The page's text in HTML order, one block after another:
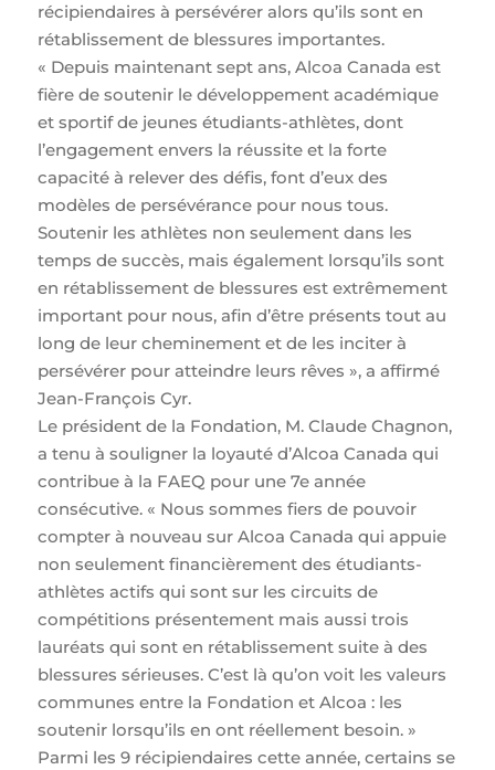
récipiendaires à persévérer alors qu’ils sont en
rétablissement de blessures importantes.
« Depuis maintenant sept ans, Alcoa Canada est
fière de soutenir le développement académique
et sportif de jeunes étudiants-athlètes, dont
l’engagement envers la réussite et la forte
capacité à relever des défis, font d’eux des
modèles de persévérance pour nous tous.
Soutenir les athlètes non seulement dans les
temps de succès, mais également lorsqu’ils sont
en rétablissement de blessures est extrêmement
important pour nous, afin d’être présents tout au
long de leur cheminement et de les inciter à
persévérer pour atteindre leurs rêves », a affirmé
Jean-François Cyr.
Le président de la Fondation, M. Claude Chagnon,
a tenu à souligner la loyauté d’Alcoa Canada qui
contribue à la FAEQ pour une 7e année
consécutive. « Nous sommes fiers de pouvoir
compter à nouveau sur Alcoa Canada qui appuie
non seulement financièrement des étudiants-
athlètes actifs qui sont sur les circuits de
compétitions présentement mais aussi trois
lauréats qui sont en rétablissement suite à des
blessures sérieuses. C’est là qu’on voit les valeurs
communes entre la Fondation et Alcoa : les
soutenir lorsqu’ils en ont réellement besoin. »
Parmi les 9 récipiendaires cette année, certains se